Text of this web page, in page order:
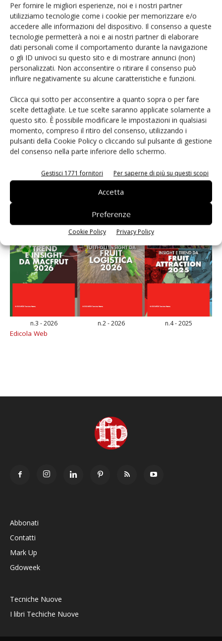
Per fornire le migliori esperienze, noi e i nostri partner
utilizziamo tecnologie come i cookie per memorizzare e/o
accedere alle informazioni del dispositivo. Il consenso a queste
tecnologie permetterà a noi e ai nostri partner di elaborare
dati personali come il comportamento durante la navigazione
o gli ID univoci su questo sito e di mostrare annunci (non)
personalizzati. Non acconsentire o ritirare il consenso può
influire negativamente su alcune caratteristiche e funzioni.
Clicca qui sotto per acconsentire a quanto sopra o per fare
scelte dettagliate. Le tue scelte saranno applicate solamente a
questo sito. È possibile modificare le impostazioni in qualsiasi
momento, compreso il ritiro del consenso, utilizzando i
pulsanti della Cookie Policy o cliccando sul pulsante di gestione
del consenso nella parte inferiore dello schermo.
Gestisci 1771 fornitori Per saperne di più su questi scopi
Accetta
Preferenze
Cookie Policy Privacy Policy
Known-You Seed Europa e Consorzio Dolce
Passione puntano sull’innovazione del cocomero
Andamento prezzi ortofrutta in Italia al 27 luglio
2026
Leonardo Odorizzi: “Dobbiamo creare stupore nel
punto di vendita” #vocidellortofrutta
n.3 - 2026 n.2 - 2026 n.4 - 2025
Edicola Web
Abbonati
Contatti
Mark Up
Gdoweek
Tecniche Nuove
I libri Techiche Nuove